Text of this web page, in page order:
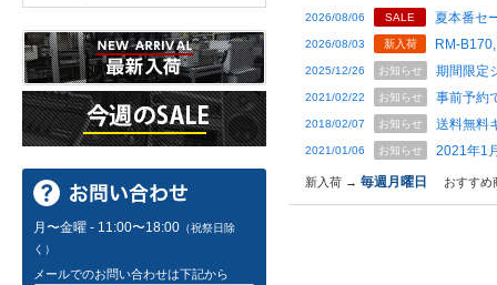
2026/08/06 SALE 夏本番セ
2026/08/03 新入荷 RM-
2025/12/26 お知らせ 期間限定
2021/02/22 お知らせ 事前予約
2018/02/07 お知らせ 送料無料
2021/01/06 お知らせ 2021年1
新入荷 → 毎週月曜日 おすす
月〜金曜 - 11:00〜18:00 （祝祭日除
く）
メールでのお問い合わせは下記から